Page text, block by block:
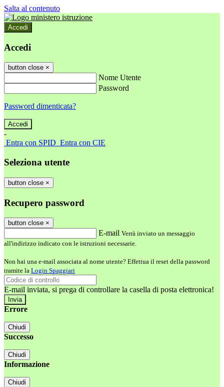
Salta al contenuto
Accedi
Accedi
button close ×
Nome Utente
Password
Password dimenticata?
-
Entra con SPID Entra con CIE
Seleziona utente
button close ×
Recupero password
button close ×
E-mail Verrà inviato un messaggio
all'indirizzo indicato con le istruzioni necessarie.
Non hai una e-mail associata al nome utente? Effettua il reset della password
tramite la Login Spaggiari
E-mail inviata, si prega di controllare la casella di posta elettronica!
Errore
Chiudi
Successo
Chiudi
Informazione
Chiudi